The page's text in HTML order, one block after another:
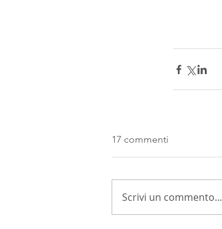
17 commenti
Scrivi un commento...